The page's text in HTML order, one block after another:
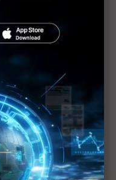
品牌電視Sony AI、
仍然壓力山大
電視2024年出貨
擁抱LCD電視